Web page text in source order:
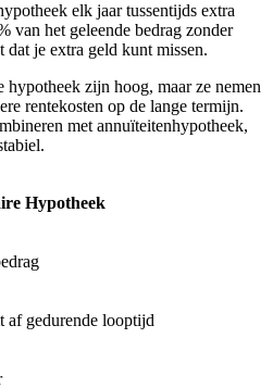
elk jaar tussentijds extra
van het geleende bedrag zonder
je extra geld kunt missen.
hypotheek zijn hoog, maar ze nemen
rentekosten op de lange termijn.
met annuïteitenhypotheek,
Hypotheek
af gedurende looptijd